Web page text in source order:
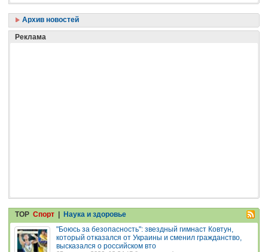
Архив новостей
Реклама
TOP Спорт
Наука и здоровье
"Боюсь за безопасность": звездный гимнаст Ковтун,
который отказался от Украины и сменил гражданство,
высказался о российском вто